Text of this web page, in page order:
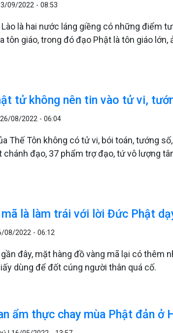
09/2022 - 08:53
là hai nước láng giềng có những điểm
tôn giáo, trong đó đạo Phật là tôn giáo
tử không nên tin vào tử vi,
26/08/2022 - 06:04
Thế Tôn không có tử vi, bói toán, tướng
chánh đạo, 37 phẩm trợ đạo, tứ vô lượng
là làm trái với lời Đức Phật
08/2022 - 06:12
đây, mặt hàng đồ vàng mã lại có thêm
dùng để đốt cúng người thân quá cố.
ẩm thực chay mùa Phật đản ở